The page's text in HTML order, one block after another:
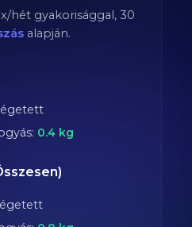
x/hét gyakorisággal, 30
alapján.
0.4 kg